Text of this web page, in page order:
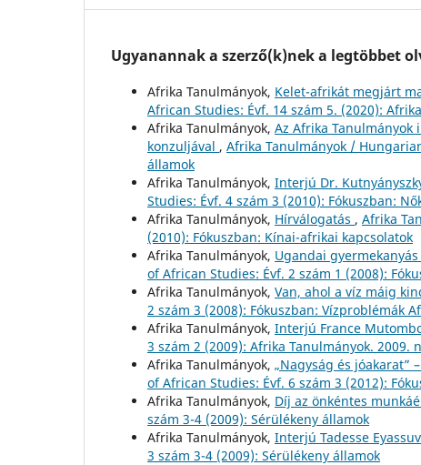
Ugyanannak a szerző(k)nek a legtöbbet
Afrika Tanulmányok, Kelet-afrikát megjárt
African Studies: Évf. 14 szám 5. (2020):
Afrika Tanulmányok, Az Afrika
konzuljával , Afrika Tanulmányok /
államok
Afrika Tanulmányok, Interjú Dr.
Studies: Évf. 4 szám 3 (2010): Fókuszban:
Afrika Tanulmányok, Hírválogatás , Afrika
(2010): Fókuszban: Kínai-afrikai kapcsolatok
Afrika Tanulmányok, Ugandai
of African Studies: Évf. 2 szám 1 (2008):
Afrika Tanulmányok, Van, ahol a víz máig
2 szám 3 (2008): Fókuszban: Vízproblémák
Afrika Tanulmányok, Interjú France
3 szám 2 (2009): Afrika Tanulmányok. 2009.
Afrika Tanulmányok, „Nagyság és jóakarat”
of African Studies: Évf. 6 szám 3 (2012):
Afrika Tanulmányok, Díj az önkéntes
szám 3-4 (2009): Sérülékeny államok
Afrika Tanulmányok, Interjú Tadesse
3 szám 3-4 (2009): Sérülékeny államok